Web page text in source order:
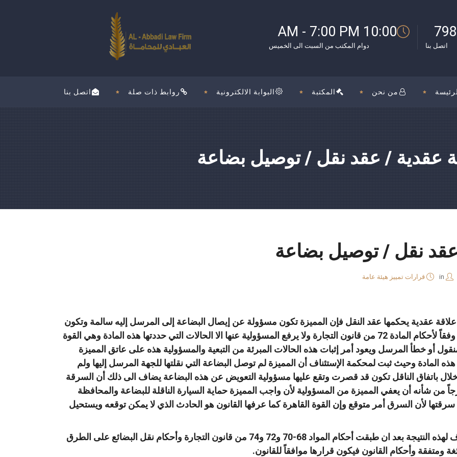
10:00 AM - 7:00 PM
دوام المكتب من السبت الى الخميس اتصل بنا
اتصل بنا روابط ذات صلة البوابة الالكترونية المكتبة من نحن
عقدية / عقد نقل / توصيل بضاعة
نقل / توصيل بضاعة
in قرارات تمييز هيئة عامة
علاقة عقدية يحكمها عقد النقل فإن المميزة تكون مسؤولة عن إيصال البضاعة إلى المرسل إليه سالمة وتكون
مسؤولة عن هلاكها وعن تعيبها وفقاً لأحكام المادة 72 من قانون التجارة ولا يرفع المسؤولية عنها الا الحالات التي حددتها هذه المادة وهي القوة
أو خطأ المرسل ويعود أمر إثبات هذه الحالات المبرئة من التبعية والمسؤولية هذه على عاتق المميزة
المادة وحيث ثبت لمحكمة الإستئناف أن المميزة لم توصل البضاعة التي نقلتها للجهة المرسل إليها ولم
باتفاق الناقل تكون قد قصرت وتقع عليها مسؤولية التعويض عن هذه البضاعة يضاف الى ذلك أن السرقة
من شأنه أن يعفي المميزة من المسؤولية لأن واجب المميزة حماية السيارة الناقلة للبضاعة والمحافظة
لأن السرق أمر متوقع وإن القوة القاهرة كما عرفها القانون هو الحادث الذي لا يمكن توقعه ويستحيل
وحيث توصلت محكمة الإستئناف لهذه النتيجة بعد ان طبقت أحكام المواد 68-70 و72 و74 من قانون التجارة وأحكام نقل البضائع على الطرق
واتساب
فيسبوك
لينكد
إن